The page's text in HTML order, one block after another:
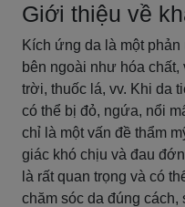
Giới thiệu về
Kích ứng da là một
bên ngoài như hóa chất,
trời, thuốc lá, vv. Khi da
có thể bị đỏ, ngứa, nổi
chỉ là một vấn đề thẩm
giác khó chịu và đau
là rất quan trọng và có
chăm sóc da đúng